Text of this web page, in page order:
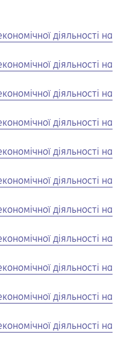
діяльності на
діяльності на
діяльності на
діяльності на
діяльності на
діяльності на
діяльності на
діяльності на
діяльності на
діяльності на
діяльності на